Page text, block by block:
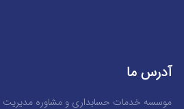
آدرس ما
موسسه خدمات حسابداری و مشاوره مدیریت